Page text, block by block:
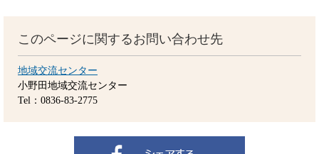
このページに関するお問い合わせ先
地域交流センター
小野田地域交流センター
Tel：0836-83-2775